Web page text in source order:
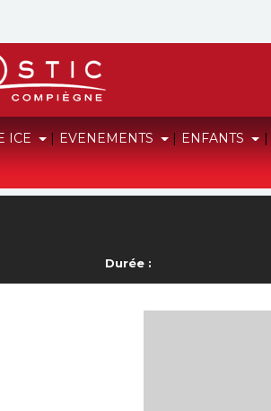
ICE | EVENEMENTS | ENFANTS |
Durée :